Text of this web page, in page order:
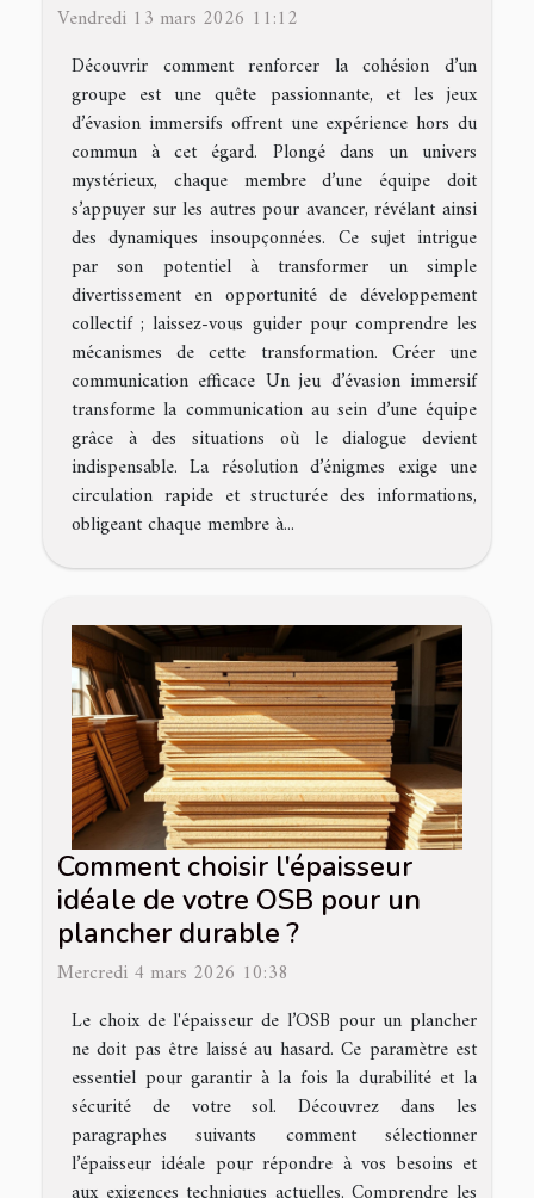
Vendredi 13 mars 2026 11:12
Découvrir comment renforcer la cohésion d’un
groupe est une quête passionnante, et les jeux
d’évasion immersifs offrent une expérience hors du
commun à cet égard. Plongé dans un univers
mystérieux, chaque membre d’une équipe doit
s’appuyer sur les autres pour avancer, révélant ainsi
des dynamiques insoupçonnées. Ce sujet intrigue
par son potentiel à transformer un simple
divertissement en opportunité de développement
collectif ; laissez-vous guider pour comprendre les
mécanismes de cette transformation. Créer une
communication efficace Un jeu d’évasion immersif
transforme la communication au sein d’une équipe
grâce à des situations où le dialogue devient
indispensable. La résolution d’énigmes exige une
circulation rapide et structurée des informations,
obligeant chaque membre à...
Comment choisir l'épaisseur
idéale de votre OSB pour un
plancher durable ?
Mercredi 4 mars 2026 10:38
Le choix de l'épaisseur de l’OSB pour un plancher
ne doit pas être laissé au hasard. Ce paramètre est
essentiel pour garantir à la fois la durabilité et la
sécurité de votre sol. Découvrez dans les
paragraphes suivants comment sélectionner
l’épaisseur idéale pour répondre à vos besoins et